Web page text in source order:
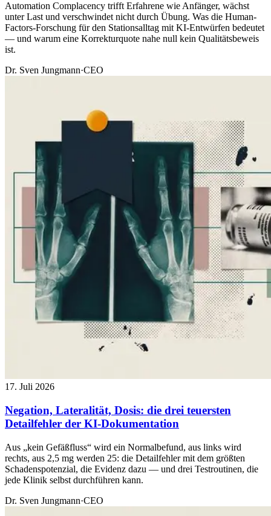
Automation Complacency trifft Erfahrene wie Anfänger, wächst
unter Last und verschwindet nicht durch Übung. Was die Human-
Factors-Forschung für den Stationsalltag mit KI-Entwürfen bedeutet
— und warum eine Korrekturquote nahe null kein Qualitätsbeweis
ist.
Dr. Sven Jungmann·CEO
17. Juli 2026
Negation, Lateralität, Dosis: die drei teuersten
Detailfehler der KI-Dokumentation
Aus „kein Gefäßfluss“ wird ein Normalbefund, aus links wird
rechts, aus 2,5 mg werden 25: die Detailfehler mit dem größten
Schadenspotenzial, die Evidenz dazu — und drei Testroutinen, die
jede Klinik selbst durchführen kann.
Dr. Sven Jungmann·CEO